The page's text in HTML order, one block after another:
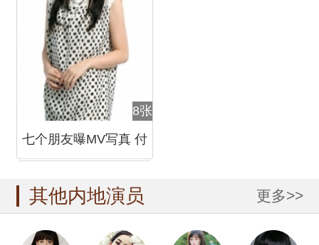
8张
七个朋友曝MV写真 付
其他内地演员 更多>>